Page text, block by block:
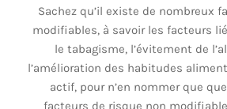
Sachez qu’il existe de nombreux
modifiables, à savoir les facteurs
le tabagisme, l’évitement de
l’amélioration des habitudes
actif, pour n’en nommerque
facteurs de risque non